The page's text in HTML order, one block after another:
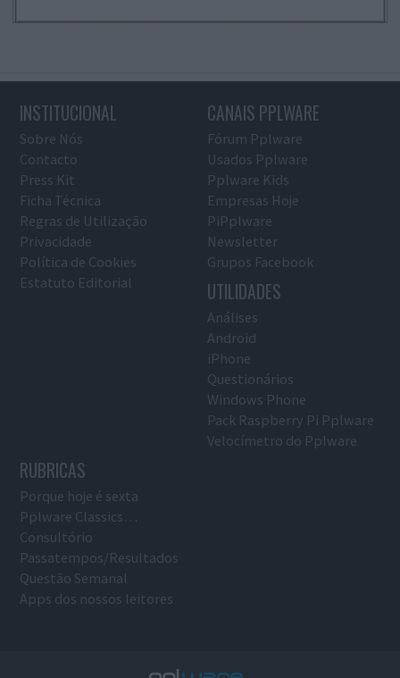
INSTITUCIONAL
Sobre Nós
Contacto
Press Kit
Ficha Técnica
Regras de Utilização
Privacidade
Política de Cookies
Estatuto Editorial
CANAIS PPLWARE
Fórum Pplware
Usados Pplware
Pplware Kids
Empresas Hoje
PiPplware
Newsletter
Grupos Facebook
UTILIDADES
Análises
Android
iPhone
Questionários
Windows Phone
Pack Raspberry Pi Pplware
Velocímetro do Pplware
RUBRICAS
Porque hoje é sexta
Pplware Classics…
Consultório
Passatempos/Resultados
Questão Semanal
Apps dos nossos leitores